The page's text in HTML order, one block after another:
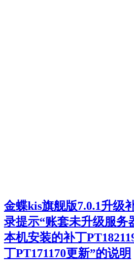
金蝶kis旗舰版7.0.1升级
录提示“账套未升级服务
本机安装的补丁
丁PT171170更新”的说明